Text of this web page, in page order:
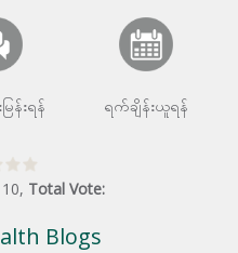
ြန်းရန် ရက်ချိန်းယူရန်
10, Total Vote:
Blogs